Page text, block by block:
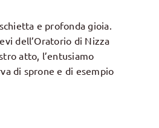
e profonda gioia.
dell’Oratorio di Nizza
atto, l’entusiamo
di sprone e di esempio